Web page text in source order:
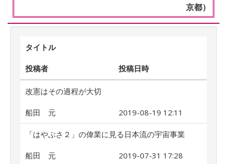
京都）
タイトル
投稿者 投稿日時
改憲はその過程が大切
船田 元 2019-08-19 12:11
「はやぶさ２」の偉業に見る日本流の宇宙事業
船田 元 2019-07-31 17:28